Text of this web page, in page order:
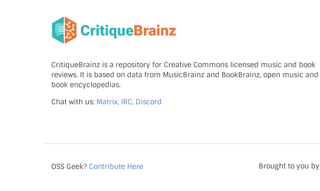
CritiqueBrainz is a repository for Creative Commons licensed music and book
reviews. It is based on data from MusicBrainz and BookBrainz, open music and
book encyclopedias.
Chat with us: Matrix, IRC, Discord
OSS Geek? Contribute Here Brought to you by